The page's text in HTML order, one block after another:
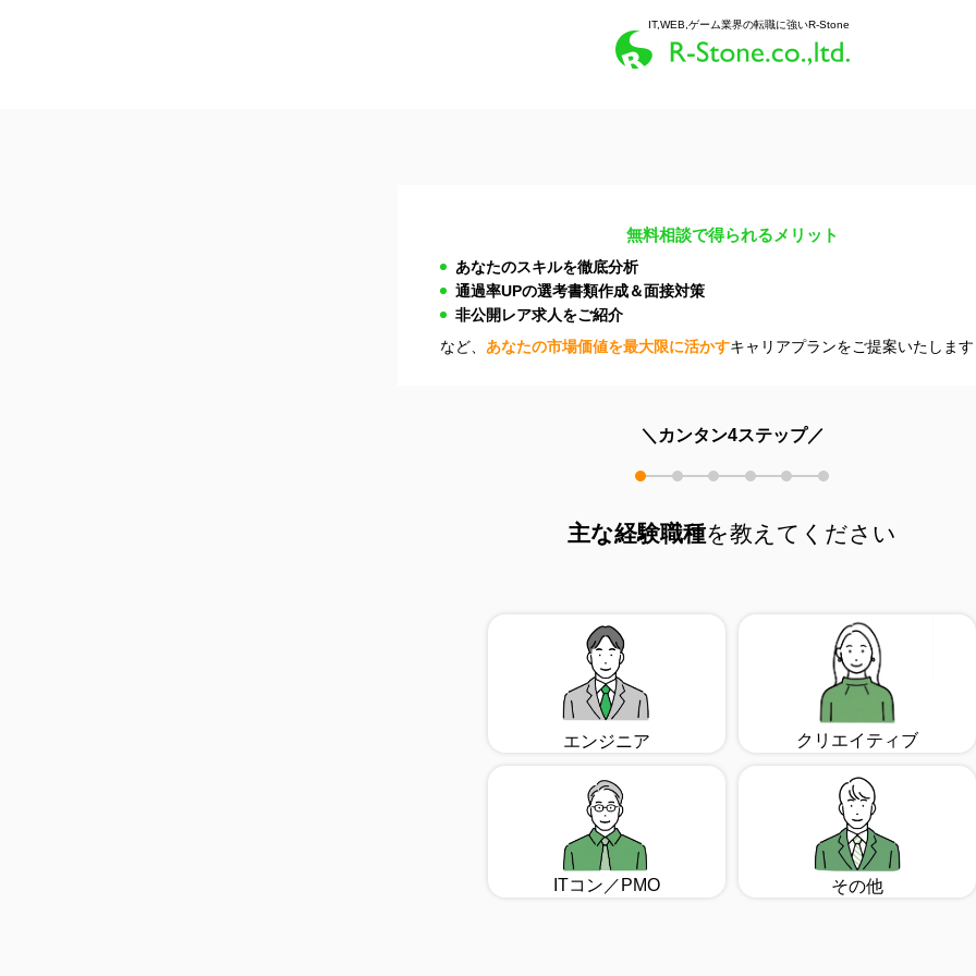
IT,WEB,ゲーム業界の転職に強いR-Stone
無料相談で得られるメリット
あなたのスキルを徹底分析
通過率UPの選考書類作成＆面接対策
非公開レア求人をご紹介
など、 あなたの市場価値を最大限に活かすキャリアプランをご提案いたしま
＼カンタン4ステップ／
主な経験職種を教えてください
エンジニア クリエイティブ
ITコン／PMO その他